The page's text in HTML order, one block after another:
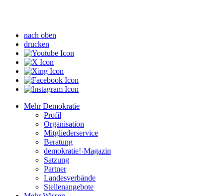
nach oben
drucken
Mehr Demokratie
Profil
Organisation
Mitgliederservice
Beratung
demokratie!-Magazin
Satzung
Partner
Landesverbände
Stellenangebote